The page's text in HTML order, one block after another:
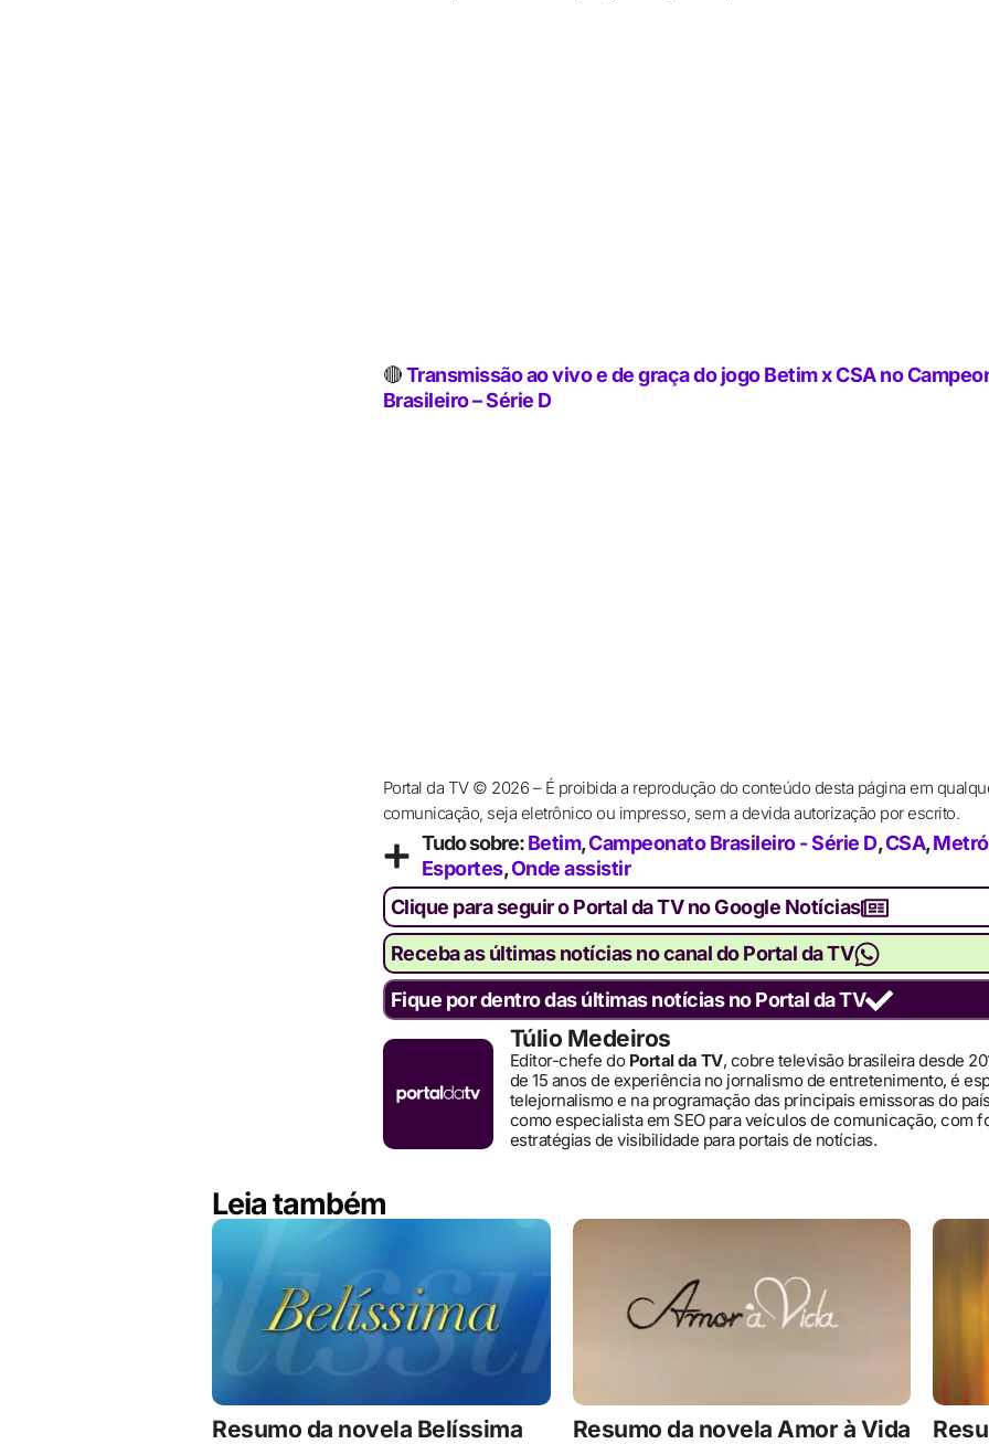
🔴Transmissão ao vivo e de graça do jogo Betim x CSA no
Brasileiro – Série D
Portal da TV © 2026 – É proibida a reprodução do conteúdo desta página em
comunicação, seja eletrônico ou impresso, sem a devida autorização por escrito.
Tudo sobre:Betim,Campeonato Brasileiro - Série D,CSA,
Esportes,Onde assistir
Clique para seguir o Portal da TV no Google Notícias
Receba as últimas notícias no canal do Portal da TV
Fique por dentro das últimas notícias no Portal da TV
Túlio Medeiros
Editor-chefe do Portal da TV, cobre televisão brasileira desde
de 15 anos de experiência no jornalismo de entretenimento, é
telejornalismo e na programação das principais emissoras do
como especialista em SEO para veículos de comunicação, com
estratégias de visibilidade para portais de notícias.
Leia também
Resumo da novela Belíssima
Resumo da novela Amor à Vida